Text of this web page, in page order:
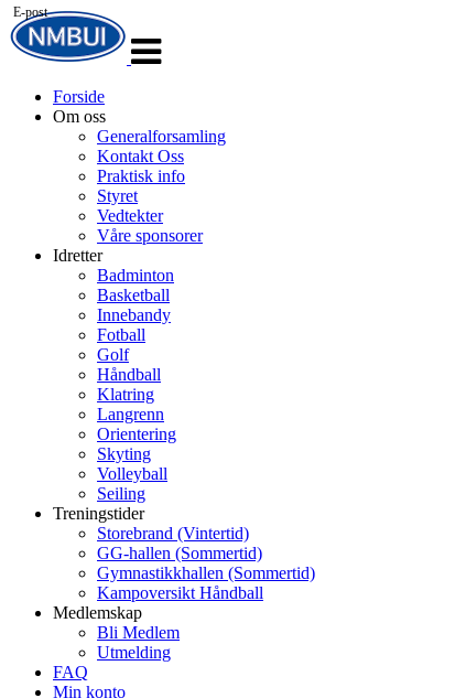
navigasjon
Forside
Om oss
Generalforsamling
Kontakt Oss
Praktisk info
Styret
Vedtekter
Våre sponsorer
Idretter
Badminton
Basketball
Innebandy
Fotball
Golf
Håndball
Klatring
Langrenn
Orientering
Skyting
Volleyball
Seiling
Treningstider
Storebrand (Vintertid)
GG-hallen (Sommertid)
Gymnastikkhallen (Sommertid)
Kampoversikt Håndball
Medlemskap
Bli Medlem
Utmelding
FAQ
Min konto
E-post